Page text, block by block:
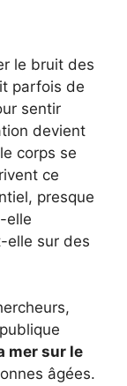
le bruit des
parfois de
sentir
devient
corps se
ce
presque
elle
elle sur des
mer sur le
âgées.